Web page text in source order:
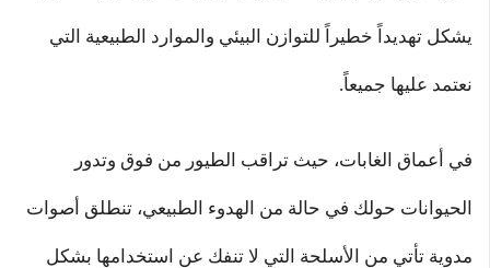
يشكل تهديداً خطيراً للتوازن البيئي والموارد الطبيعية التي
نعتمد عليها جميعاً.
في أعماق الغابات، حيث تراقب الطيور من فوق وتدور
الحيوانات حولك في حالة من الهدوء الطبيعي، تنطلق أصوات
مدوية تأتي من الأسلحة التي لا تنفك عن استخدامها بشكل